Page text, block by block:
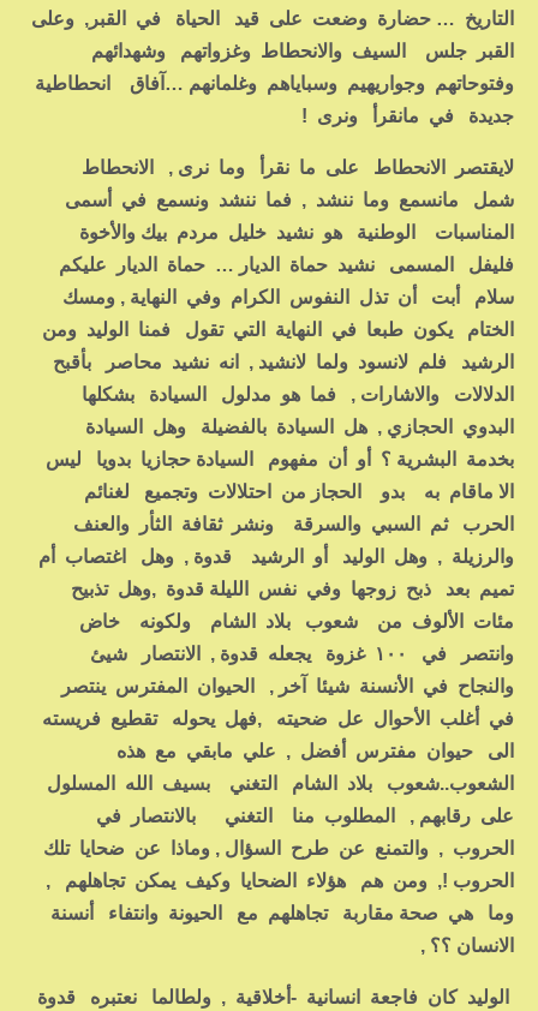
التاريخ … حضارة وضعت على قيد الحياة في القبر, وعلى
القبر جلس السيف والانحطاط وغزواتهم وشهدائهم
وفتوحاتهم وجواريهيم وسباياهم وغلمانهم …آفاق انحطاطية
جديدة في مانقرأ ونرى !
لايقتصر الانحطاط على ما نقرأ وما نرى , الانحطاط
شمل مانسمع وما ننشد , فما ننشد ونسمع في أسمى
المناسبات الوطنية هو نشيد خليل مردم بيك والأخوة
فليفل المسمى نشيد حماة الديار … حماة الديار عليكم
سلام أبت أن تذل النفوس الكرام وفي النهاية , ومسك
الختام يكون طبعا في النهاية التي تقول فمنا الوليد ومن
الرشيد فلم لانسود ولما لانشيد , انه نشيد محاصر بأقبح
الدلالات والاشارات , فما هو مدلول السيادة بشكلها
البدوي الحجازي , هل السيادة بالفضيلة وهل السيادة
بخدمة البشرية ؟ أو أن مفهوم السيادة حجازيا بدويا ليس
الا ماقام به بدو الحجاز من احتلالات وتجميع لغنائم
الحرب ثم السبي والسرقة ونشر ثقافة الثأر والعنف
والرزيلة , وهل الوليد أو الرشيد قدوة , وهل اغتصاب أم
تميم بعد ذبح زوجها وفي نفس الليلة قدوة ,وهل تذبيح
مئات الألوف من شعوب بلاد الشام ولكونه خاض
وانتصر في ١٠٠ غزوة يجعله قدوة , الانتصار شيئ
والنجاح في الأنسنة شيئا آخر , الحيوان المفترس ينتصر
في أغلب الأحوال عل ضحيته ,فهل يحوله تقطيع فريسته
الى حيوان مفترس أفضل , علي مابقي مع هذه
الشعوب..شعوب بلاد الشام التغني بسيف الله المسلول
على رقابهم , المطلوب منا التغني بالانتصار في
الحروب , والتمنع عن طرح السؤال , وماذا عن ضحايا تلك
الحروب !, ومن هم هؤلاء الضحايا وكيف يمكن تجاهلهم ,
وما هي صحة مقاربة تجاهلهم مع الحيونة وانتفاء أنسنة
الانسان ؟؟ ,
الوليد كان فاجعة انسانية -أخلاقية , ولطالما نعتبره قدوة